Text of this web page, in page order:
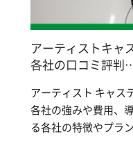
アーティストキャ
各社の口コミ評判
アーティスト キャス
各社の強みや費用、
る各社の特徴やプラ